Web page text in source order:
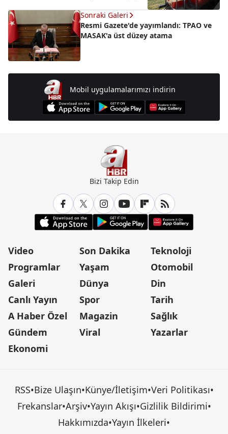
Sonraki Galeri
Resmi Gazete'de yayımlandı: TPAO ve
MASAK'a üst düzey atama
Mobil uygulamalarımızı indirin
Bizi Takip Edin
Video
Programlar
Galeri
Canlı Yayın
A Haber Özel
Gündem
Ekonomi
Son Dakika
Yaşam
Dünya
Spor
Magazin
Viral
Teknoloji
Otomobil
Din
Tarih
Sağlık
Yazarlar
RSS•Bize Ulaşın•Künye/İletişim•Veri Politikası•
Frekanslar•Arşiv•Yayın Akışı•Gizlilik Bildirimi•
Hakkımızda•Yayın İlkeleri•